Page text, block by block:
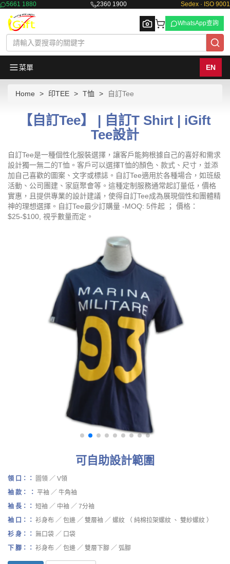
5661 1880 2360 1900 Sedex · ISO 9001
WhatsApp查詢
菜單 EN
Home 印TEE T恤 自訂Tee
【自訂Tee】 | 自訂T Shirt | iGift
Tee設計
自訂Tee是一種個性化服裝選擇，讓客戶能夠根據自己的喜好和需求
設計獨一無二的T恤。客戶可以選擇T恤的顏色、款式、尺寸，並添
加自己喜歡的圖案、文字或標誌。自訂Tee適用於各種場合，如班級
活動、公司團建、家庭聚會等。這種定制服務通常起訂量低，價格
實惠，且提供專業的設計建議，使得自訂Tee成為展現個性和團體精
神的理想選擇。自訂Tee最少訂購量 -MOQ: 5件起 ； 價格：
$25-$100, 視乎數量而定。
可自助設計範圍
領 口：：
圖領 ／ V領
袖 款： ： 平袖 ／ 牛角袖
袖 長：： 短袖 ／ 中袖 ／ 7分袖
袖 口：： 衫身布 ／ 包邊 ／ 雙層袖 ／ 螺紋 （ 純棉拉架螺紋 、 雙紗螺紋 ）
衫 身：： 無口袋 ／ 口袋
下 腳：： 衫身布 ／ 包邊 ／ 雙層下腳 ／ 弧腳